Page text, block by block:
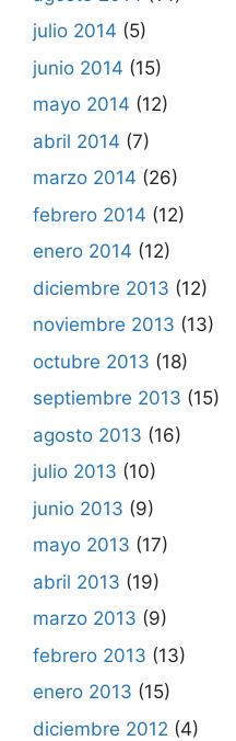
julio 2014 (5)
junio 2014 (15)
mayo 2014 (12)
abril 2014 (7)
marzo 2014 (26)
febrero 2014 (12)
enero 2014 (12)
diciembre 2013 (12)
noviembre 2013 (13)
octubre 2013 (18)
septiembre 2013 (15)
agosto 2013 (16)
julio 2013 (10)
junio 2013 (9)
mayo 2013 (17)
abril 2013 (19)
marzo 2013 (9)
febrero 2013 (13)
enero 2013 (15)
diciembre 2012 (4)